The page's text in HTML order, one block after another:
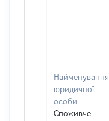
Найменування
юридичної
особи:
Споживче